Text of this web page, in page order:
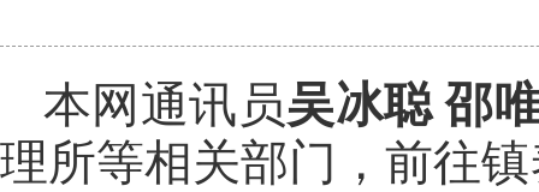
本网通讯员吴冰聪 邵
理所等相关部门，前往